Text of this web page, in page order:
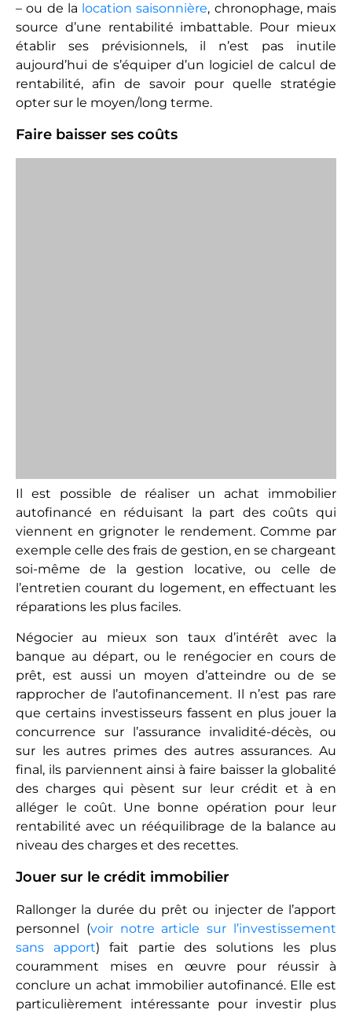
– ou de la location saisonnière, chronophage, mais
source d’une rentabilité imbattable. Pour mieux
établir ses prévisionnels, il n’est pas inutile
aujourd’hui de s’équiper d’un logiciel de calcul de
rentabilité, afin de savoir pour quelle stratégie
opter sur le moyen/long terme.
Faire baisser ses coûts
alléger le coût. Une bonne opération pour leur
rentabilité avec un rééquilibrage de la balance au
niveau des charges et des recettes.
Jouer sur le crédit immobilier
Rallonger la durée du prêt ou injecter de l’apport
personnel ( voir notre article sur l’investissement
couramment mises en œuvre pour réussir à
conclure un achat immobilier autofinancé. Elle est
particulièrement intéressante pour investir plus
gros, lorsque l’on souhaite miser sur un prix du
mètre carré plus haut, pour ne pas sacrifier la plus-
value du bien dans la perspective d’une revente.
Le niveau des loyers
Pour ne pas compromettre l’autofinancement
d’un bien, il est vivement conseillé de louer au prix
du marché, et même légèrement en-dessous,
pour fidéliser les bons locataires. Néanmoins, il est
conseillé de réviser le niveau de ses loyers à la
de l’INSEE. Les loyers perçus doivent inclure
certaines charges comme la taxe d’habitation ou la
taxe d’enlèvement des ordures ménagères. Une
hausse de loyer doit se justifier en cas de travaux,
de réaménagement ou de renouvellement des
meubles. Le juste équilibre est à trouver entre